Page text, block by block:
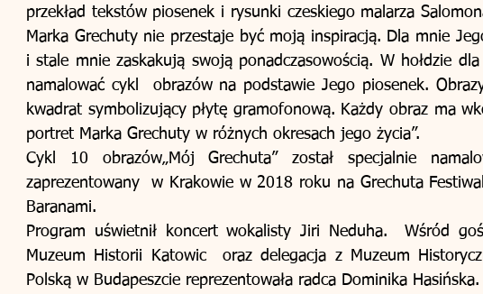
przekład tekstów piosenek i rysunki czeskiego malarza
Marka Grechuty nie przestaje być moją inspiracją. Dla mnie
i stale mnie zaskakują swoją ponadczasowością. W hołdzie
namalować cykl  obrazów na podstawie Jego piosenek.
kwadrat symbolizujący płytę gramofonową. Każdy obraz ma
portret Marka Grechuty w różnych okresach jego życia”.
Cykl 10 obrazów„Mój Grechuta” został specjalnie
zaprezentowany  w Krakowie w 2018 roku na Grechuta
Baranami.
Program uświetnił koncert wokalisty Jiri Neduha.  Wśród
Muzeum Historii Katowic  oraz delegacja z Muzeum
Polską w Budapeszcie reprezentowała radca Dominika Hasińska.